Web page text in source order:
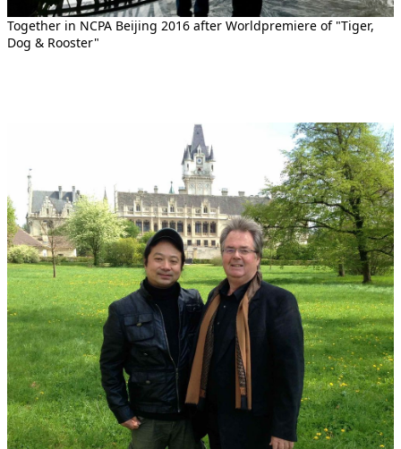
Together in NCPA Beijing 2016 after Worldpremiere of "Tiger,
Dog & Rooster"